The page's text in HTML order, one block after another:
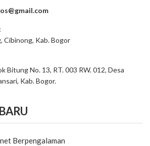
Cibinong, Kab. Bogor
Bitung No. 13, RT. 003 RW. 012, Desa
Kab. Bogor.
Berpengalaman